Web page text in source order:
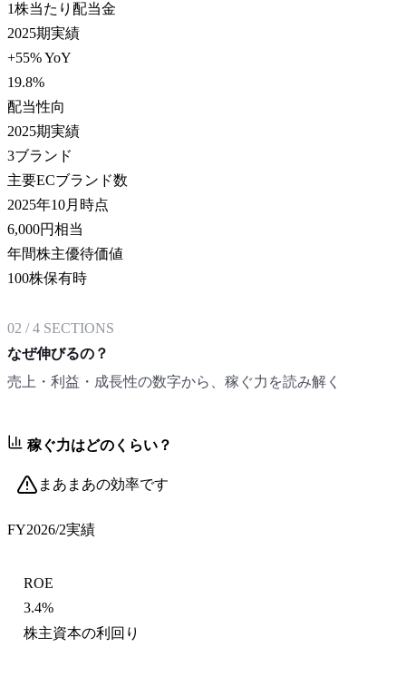
1株当たり配当金
2025期実績
+55% YoY
19.8%
配当性向
2025期実績
3ブランド
主要ECブランド数
2025年10月時点
6,000円相当
年間株主優待価値
100株保有時
02 /4 SECTIONS
なぜ伸びるの？
売上・利益・成長性の数字から、稼ぐ力を読み解く
稼ぐ力はどのくらい？
まあまあの効率です
FY2026/2実績
ROE
3.4%
株主資本の利回り